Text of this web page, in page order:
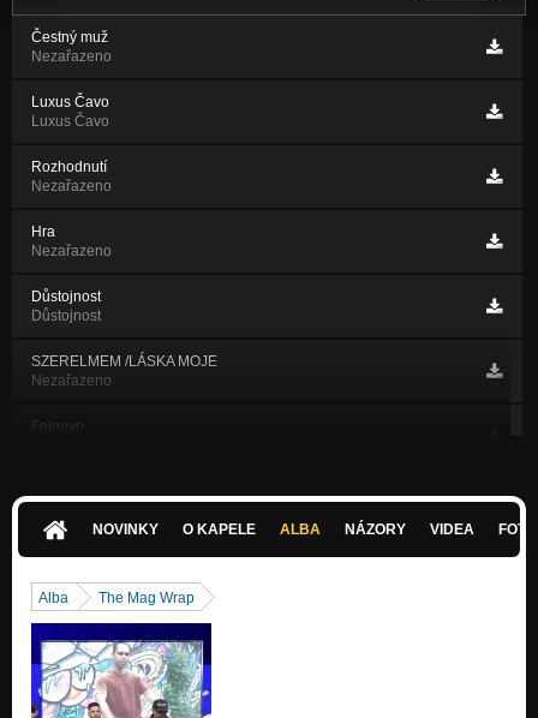
Čestný muž
Nezařazeno
Luxus Čavo
Luxus Čavo
Rozhodnutí
Nezařazeno
Hra
Nezařazeno
Důstojnost
Důstojnost
SZERELMEM /LÁSKA MOJE
Nezařazeno
Fajnovo
Mě to nezajímá
Cíl
Cíl
Nevadí mi to
Nevadí mi to
NOVINKY O KAPELE ALBA NÁZORY VIDEA
Alba The Mag Wrap